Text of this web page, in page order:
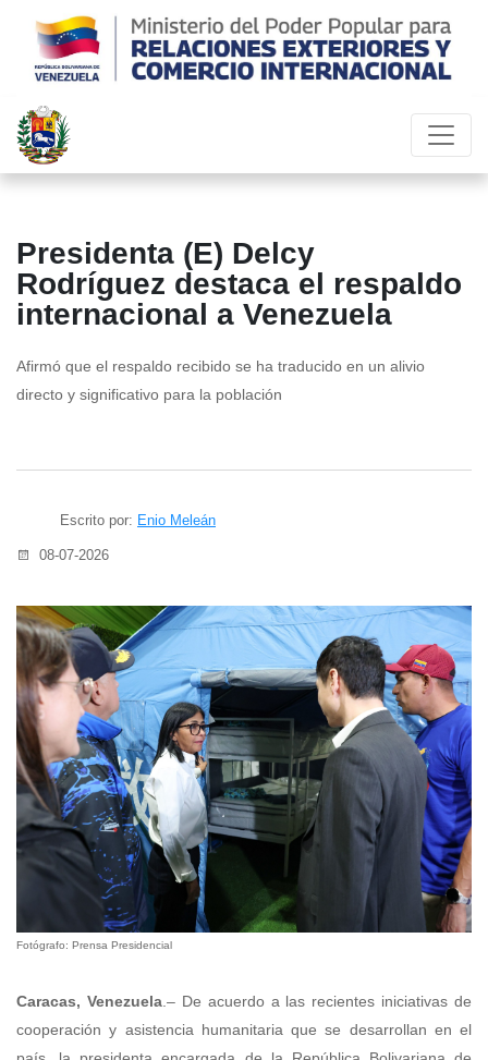
Presidenta (E) Delcy
Rodríguez destaca el respaldo
internacional a Venezuela
Afirmó que el respaldo recibido se ha traducido en un alivio
directo y significativo para la población
Escrito por: Enio Meleán
08-07-2026
Fotógrafo: Prensa Presidencial
Caracas, Venezuela.– De acuerdo a las recientes iniciativas de
cooperación y asistencia humanitaria que se desarrollan en el